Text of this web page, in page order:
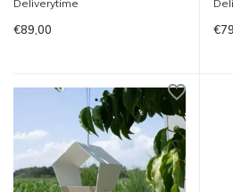
Deliverytime
€89,00